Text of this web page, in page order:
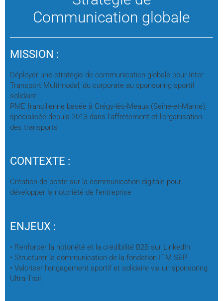
Communication globale
MISSION :
Déployer une stratégie de communication globale pour Inter
Transport Multimodal, du corporate au sponsoring sportif
solidaire
PME francilienne basée à Crégy-lès-Meaux (Seine-et-Marne),
spécialisée depuis 2013 dans l’affrètement et l’organisation
des transports
CONTEXTE :
Création de poste sur la communication digitale pour
développer la notoriété de l’entreprise
ENJEUX :
• Renforcer la notoriété et la crédibilité B2B sur LinkedIn
• Structurer la communication de la fondation ITM SEP
• Valoriser l’engagement sportif et solidaire via un sponsoring
Ultra-Trail